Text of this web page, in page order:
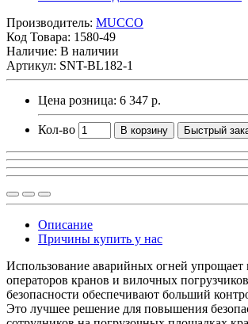
Производитель: MUCCO
Код Товара: 1580-49
Наличие: В наличии
Артикул: SNT-BL182-1
Цена розница: 6 347 р.
Кол-во В корзину Быстрый
Описание
Причины купить у нас
Использование аварийных огней упрощает
операторов кранов и вилочных
безопасности обеспечивают больший
Это лучшее решение для повышения